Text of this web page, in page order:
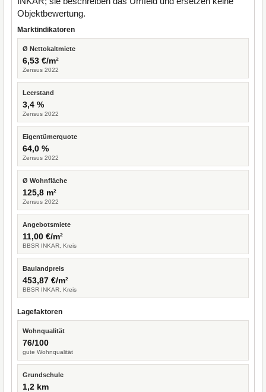
Objektbewertung.
Marktindikatoren
Ø Nettokaltmiete
6,53 €/m²
Zensus 2022
Leerstand
3,4 %
Zensus 2022
Eigentümerquote
64,0 %
Zensus 2022
Ø Wohnfläche
125,8 m²
Zensus 2022
Angebotsmiete
11,00 €/m²
BBSR INKAR, Kreis
Baulandpreis
453,87 €/m²
BBSR INKAR, Kreis
Lagefaktoren
Wohnqualität
76/100
gute Wohnqualität
Grundschule
1,2 km